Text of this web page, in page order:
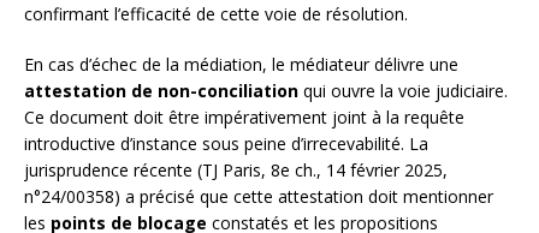
confirmant l’efficacité de cette voie de résolution.
En cas d’échec de la médiation, le médiateur délivre une
attestation de non-conciliation qui ouvre la voie judiciaire.
Ce document doit être impérativement joint à la requête
introductive d’instance sous peine d’irrecevabilité. La
jurisprudence récente (TJ Paris, 8e ch., 14 février 2025,
n°24/00358) a précisé que cette attestation doit mentionner
les points de blocage constatés et les propositions